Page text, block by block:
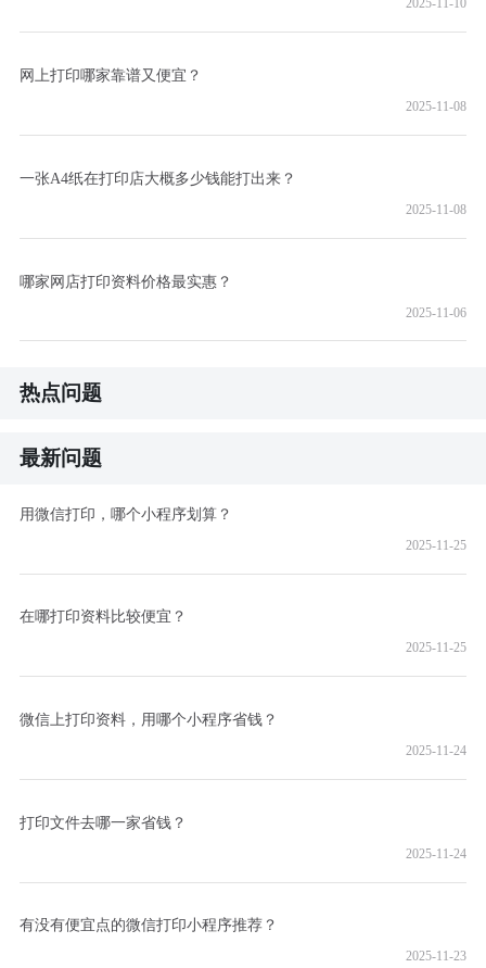
2025-11-10
网上打印哪家靠谱又便宜？
2025-11-08
一张A4纸在打印店大概多少钱能打出来？
2025-11-08
哪家网店打印资料价格最实惠？
2025-11-06
热点问题
最新问题
用微信打印，哪个小程序划算？
2025-11-25
在哪打印资料比较便宜？
2025-11-25
微信上打印资料，用哪个小程序省钱？
2025-11-24
打印文件去哪一家省钱？
2025-11-24
有没有便宜点的微信打印小程序推荐？
2025-11-23